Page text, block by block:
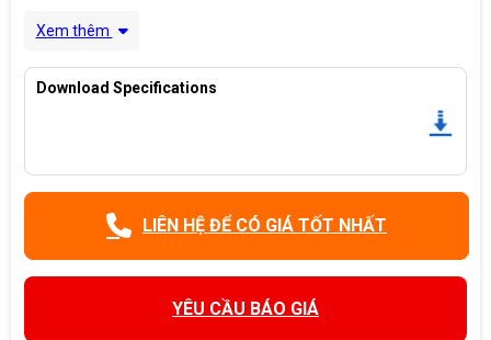
Xem thêm
Download Specifications
LIÊN HỆ ĐỂ CÓ GIÁ TỐT NHẤT
YÊU CẦU BÁO GIÁ